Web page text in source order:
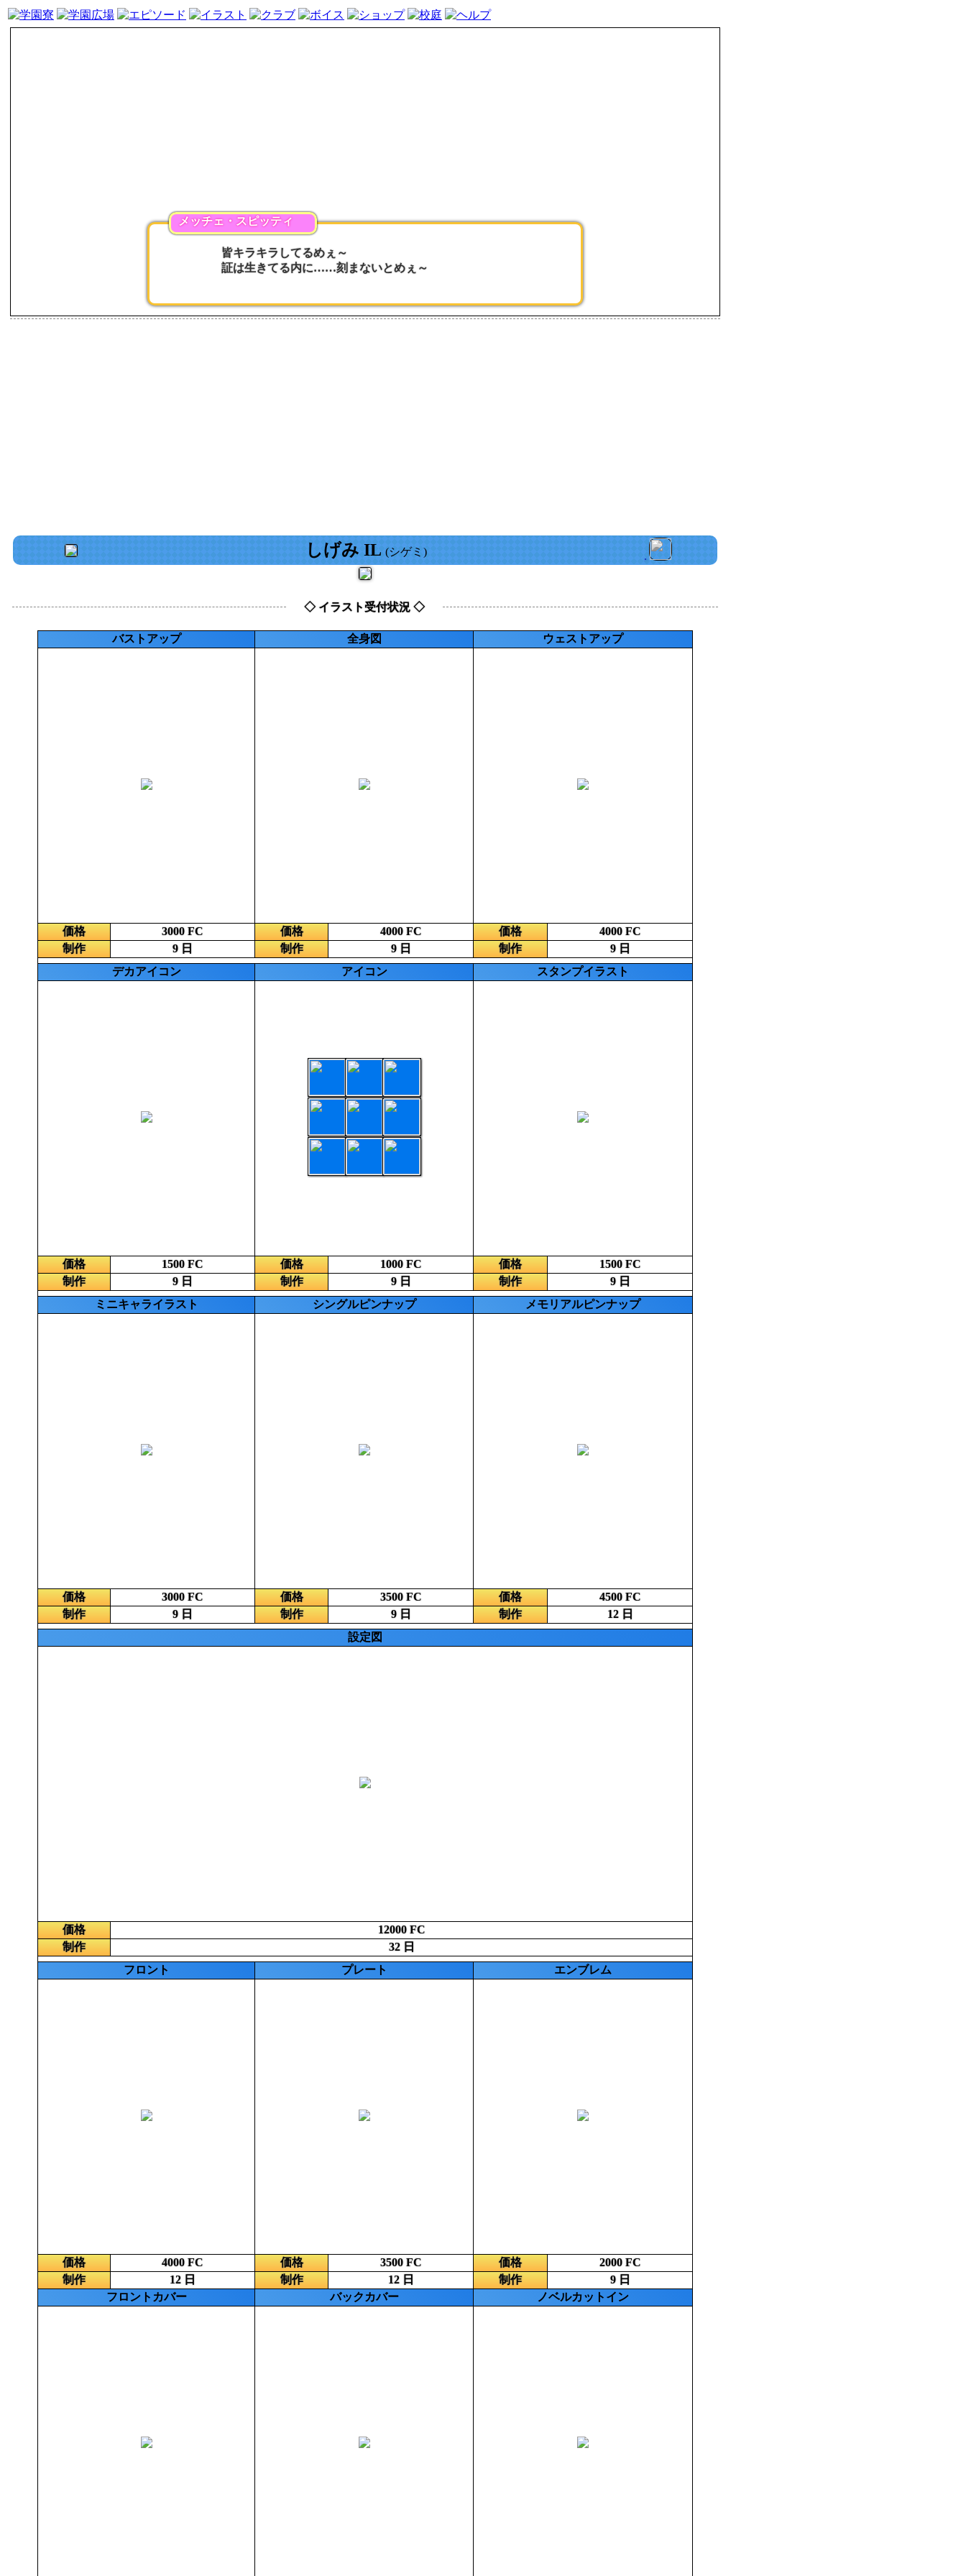
皆キラキラしてるめぇ～
証は生きてる内に……刻まないとめぇ～
メッチェ・スピッティ
しげみ IL (シゲミ)
◇ イラスト受付状況 ◇
バストアップ 全身図 ウェストアップ
価格 3000 FC 価格 4000 FC 価格
4000 FC
制作
9 日 制作 9 日 制作
9 日
デカアイコン
アイコン スタンプイラスト
価格 1500 FC 価格 1000 FC 価格
1500 FC
制作
9 日 制作 9 日 制作
9 日
ミニキャライラスト
シングルピンナップ メモリアルピンナップ
価格 3000 FC 価格 3500 FC 価格
4500 FC
制作
9 日 制作 9 日 制作
12 日
設定図
価格
12000 FC
制作
32 日
フロント
プレート エンブレム
価格 4000 FC 価格 3500 FC 価格
2000 FC
制作
12 日 制作 12 日 制作
9 日
フロントカバー
バックカバー ノベルカットイン